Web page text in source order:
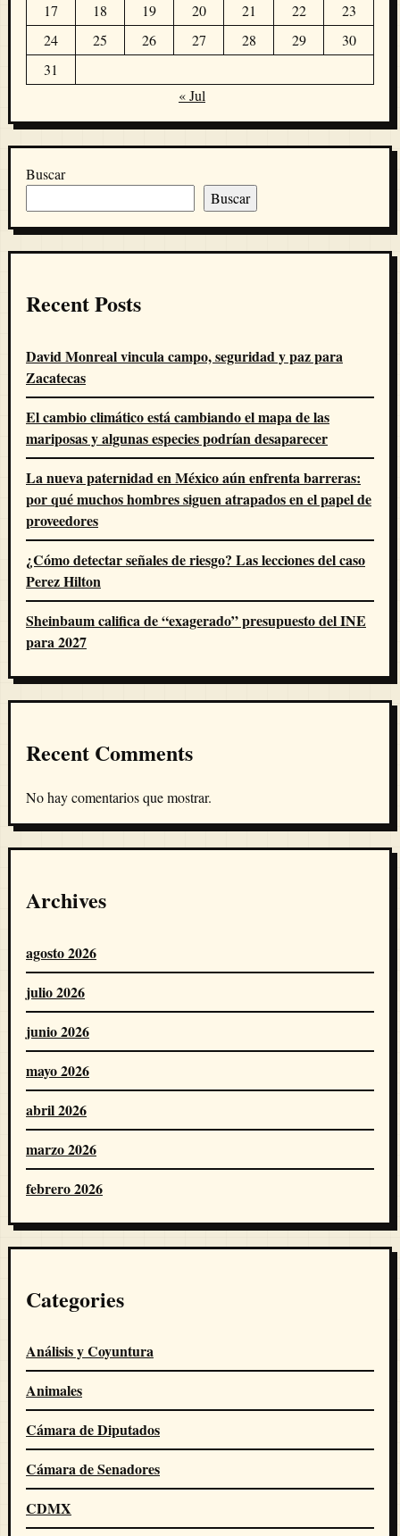
17
18 19 20 21 22
23
24
25 26 27 28 29
30
31
« Jul
Buscar
Buscar
Recent Posts
David Monreal vincula campo, seguridad y paz para
Zacatecas
El cambio climático está cambiando el mapa de las
mariposas y algunas especies podrían desaparecer
La nueva paternidad en México aún enfrenta barreras:
por qué muchos hombres siguen atrapados en el papel de
proveedores
¿Cómo detectar señales de riesgo? Las lecciones del caso
Perez Hilton
Sheinbaum califica de “exagerado” presupuesto del INE
para 2027
Recent Comments
No hay comentarios que mostrar.
Archives
agosto 2026
julio 2026
junio 2026
mayo 2026
abril 2026
marzo 2026
febrero 2026
Categories
Análisis y Coyuntura
Animales
Cámara de Diputados
Cámara de Senadores
CDMX